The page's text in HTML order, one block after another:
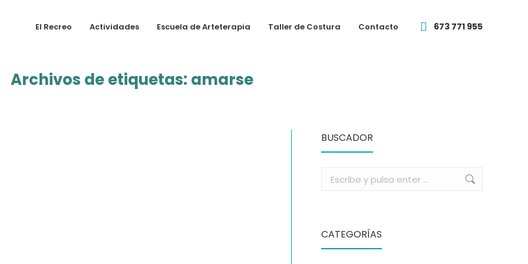
El Recreo Actividades Escuela de Arteterapia Taller de Costura Contacto 673 771 955
Archivos de etiquetas: amarse
BUSCADOR
Buscar:
CATEGORÍAS